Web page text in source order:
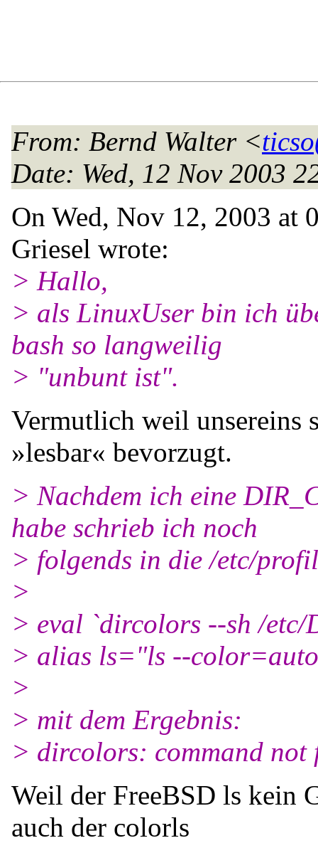
From: Bernd Walter <
Date: Wed, 12 Nov 2003
On Wed, Nov 12, 2003 at
Griesel wrote:
> Hallo,
> als LinuxUser bin ich
bash so langweilig
> "unbunt ist".
Vermutlich weil unsereins
»lesbar« bevorzugt.
> Nachdem ich eine
habe schrieb ich noch
> folgends in die /etc/
>
> eval `dircolors --sh /etc/
> alias ls="ls --
>
> mit dem Ergebnis:
> dircolors: command not
Weil der FreeBSD ls kein
auch der colorls